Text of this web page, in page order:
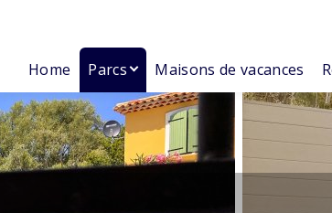
Home Parcs Maisons de vacances